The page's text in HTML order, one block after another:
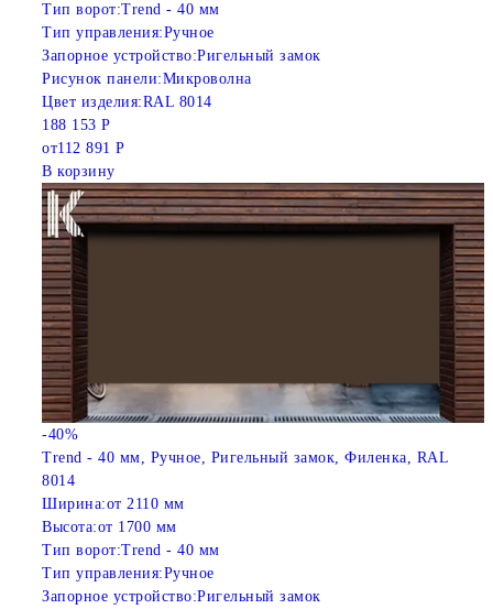
Тип ворот:Trend - 40 мм
Тип управления:Ручное
Запорное устройство:Ригельный замок
Рисунок панели:Микроволна
Цвет изделия:RAL 8014
188 153 Р
от112 891 Р
В корзину
-40%
Trend - 40 мм, Ручное, Ригельный замок, Филенка, RAL
8014
Ширина:от 2110 мм
Высота:от 1700 мм
Тип ворот:Trend - 40 мм
Тип управления:Ручное
Запорное устройство:Ригельный замок